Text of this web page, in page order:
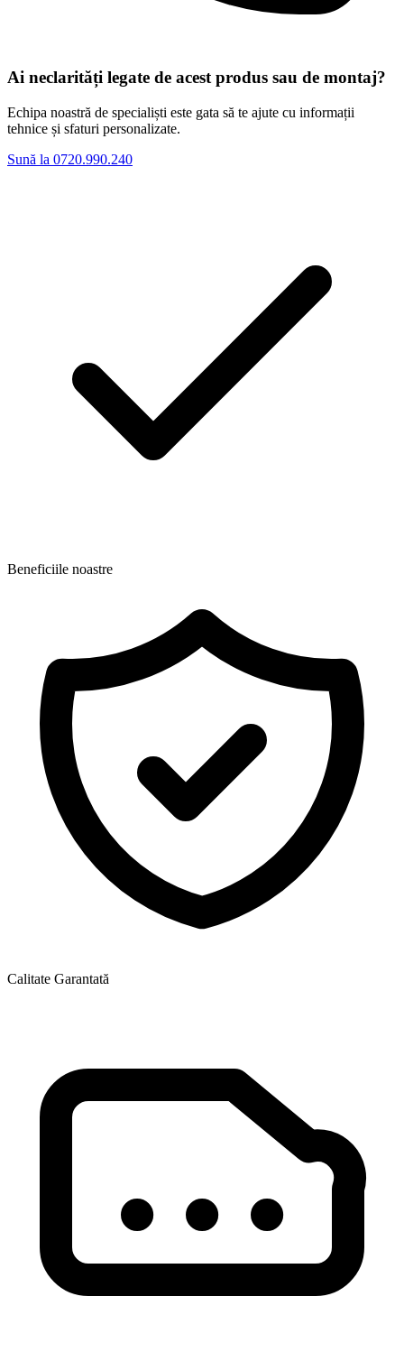
Ai neclarități legate de acest produs sau de montaj?
Echipa noastră de specialiști este gata să te ajute cu informații
tehnice și sfaturi personalizate.
Sună la 0720.990.240
Beneficiile noastre
Calitate Garantată